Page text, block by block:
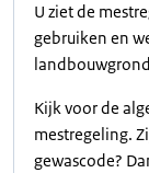
U ziet de
gebruiken en
Kijk voor de
mestregeling.
gewascode?